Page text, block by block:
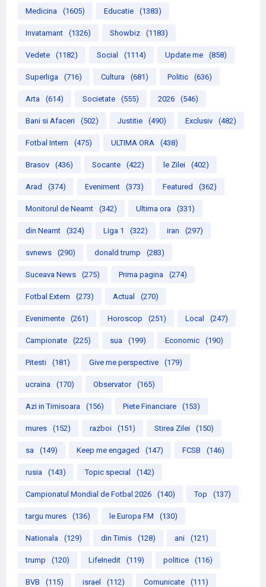
Medicina (1605) Educatie (1383)
Invatamant (1326) Showbiz (1183)
Vedete (1182) Social (1114) Update me (858)
Superliga (716) Cultura (681) Politic (636)
Arta (614) Societate (555) 2026 (546)
Bani si Afaceri (502) Justitie (490) Exclusiv (482)
Fotbal Intern (475) ULTIMA ORA (438)
Brasov (436) Socante (422) le Zilei (402)
Arad (374) Eveniment (373) Featured (362)
Monitorul de Neamt (342) Ultima ora (331)
din Neamt (324) Liga 1 (322) iran (297)
svnews (290) donald trump (283)
Suceava News (275) Prima pagina (274)
Fotbal Extern (273) Actual (270)
Evenimente (261) Horoscop (251) Local (247)
Campionate (225) sua (199) Economic (190)
Pitesti (181) Give me perspective (179)
ucraina (170) Observator (165)
Azi in Timisoara (156) Piete Financiare (153)
mures (152) razboi (151) Stirea Zilei (150)
sa (149) Keep me engaged (147) FCSB (146)
rusia (143) Topic special (142)
Campionatul Mondial de Fotbal 2026 (140) Top (137)
targu mures (136) le Europa FM (130)
Nationala (129) din Timis (128) ani (121)
trump (120) LifeInedit (119) politice (116)
BVB (115) israel (112) Comunicate (111)